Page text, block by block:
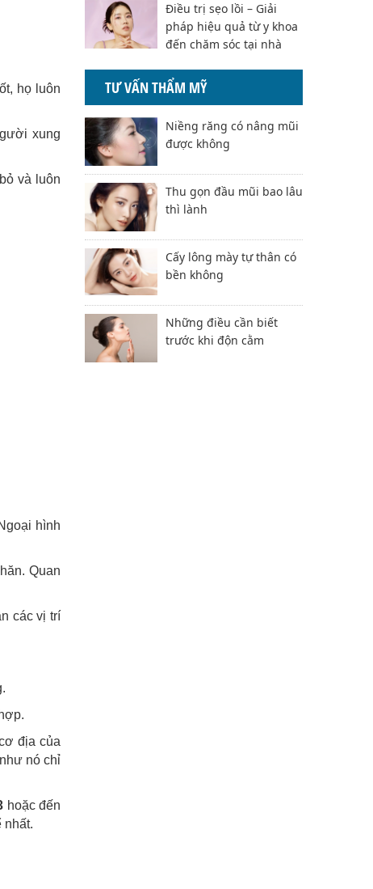
họ luôn
xung
và luôn
hình
Quan
các vị trí
địa của
nó chỉ
hoặc đến
nhất.
Điều trị sẹo lồi – Giải
pháp hiệu quả từ y khoa
đến chăm sóc tại nhà
TƯ VẤN THẨM MỸ
Niềng răng có nâng mũi
được không
Thu gọn đầu mũi bao lâu
thì lành
Cấy lông mày tự thân có
bền không
Những điều cần biết
trước khi độn cằm